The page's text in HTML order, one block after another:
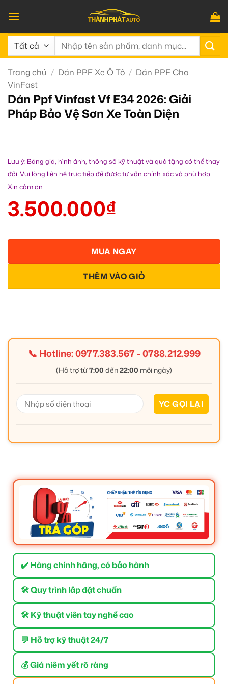
qua
nội
dung
Tìm
Trang chủ / Dán PPF Xe Ô Tô / Dán PPF Cho
VinFast
Dán Ppf Vinfast Vf E34 2026: Giải
Pháp Bảo Vệ Sơn Xe Toàn Diện
Lưu ý: Bảng giá, hình ảnh, thông số kỹ thuật và quà tặng có thể thay
đổi. Vui lòng liên hệ trực tiếp để được tư vấn chính xác và phù hợp.
Xin cảm ơn
3.500.000₫
THÊM VÀO GIỎ
MUA NGAY
📞 Hotline:0977.383.567-0788.212.999
(Hỗ trợ từ7:00 đến22:00 mỗi ngày)
✔️ Hàng chính hãng, có bảo hành
🛠 Quy trình lắp đặt chuẩn
🛠 Kỹ thuật viên tay nghề cao
💬 Hỗ trợ kỹ thuật 24/7
💰 Giá niêm yết rõ ràng